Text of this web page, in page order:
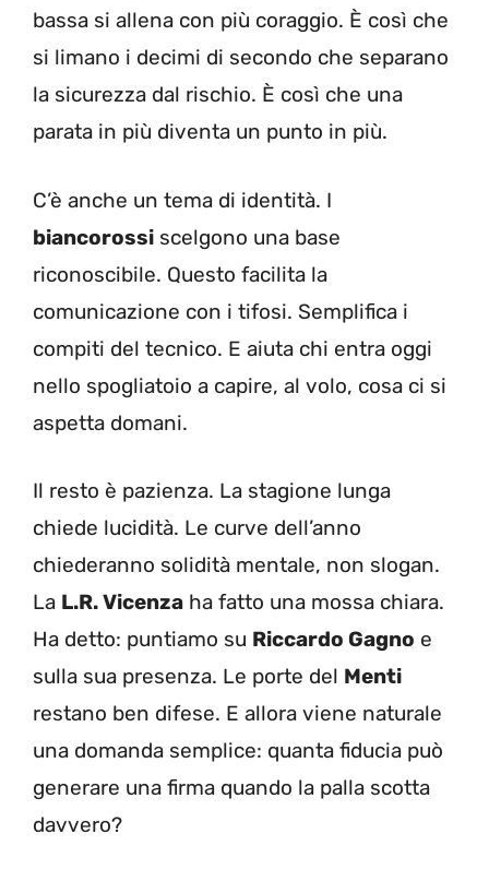
bassa si allena con più coraggio. È così che
si limano i decimi di secondo che separano
la sicurezza dal rischio. È così che una
parata in più diventa un punto in più.
C’è anche un tema di identità. I
biancorossi scelgono una base
riconoscibile. Questo facilita la
comunicazione con i tifosi. Semplifica i
compiti del tecnico. E aiuta chi entra oggi
nello spogliatoio a capire, al volo, cosa ci si
aspetta domani.
Il resto è pazienza. La stagione lunga
chiede lucidità. Le curve dell’anno
chiederanno solidità mentale, non slogan.
La L.R. Vicenza ha fatto una mossa chiara.
Ha detto: puntiamo su Riccardo Gagno e
sulla sua presenza. Le porte del Menti
restano ben difese. E allora viene naturale
una domanda semplice: quanta fiducia può
generare una firma quando la palla scotta
davvero?